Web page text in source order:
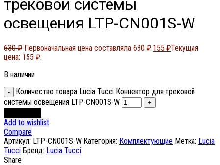
трековой системы
освещения LTP-CN001S-W
630₽ Первоначальная цена составляла 630 ₽.155 ₽Текущая
цена: 155 ₽.
В наличии
Количество товара Lucia Tucci Коннектор для трековой
системы освещения LTP-CN001S-W
Add to wishlist
Compare
Артикул: LTP-CN001S-W Категория: Комплектующие Метка: Lucia
Tucci Бренд: Lucia Tucci
Share